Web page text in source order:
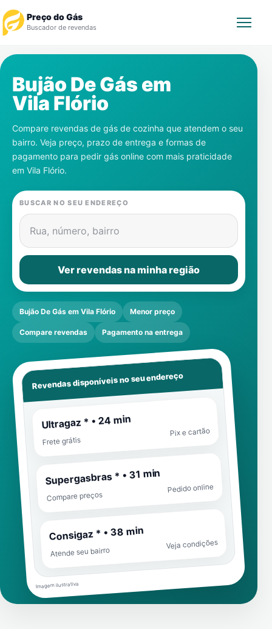
Preço do Gás
Buscador de revendas
Revendedor
Notícias
Cadastre-se
Gás
Contatos
Bujão De Gás em
Vila Flório
Compare revendas de gás de cozinha que atendem o seu
bairro. Veja preço, prazo de entrega e formas de
pagamento para pedir gás online com mais praticidade
em Vila Flório.
BUSCAR NO SEU ENDEREÇO
Rua, número, bairro
Ver revendas na minha região
Bujão De Gás em Vila Flório Menor preço
Compare revendas Pagamento na entrega
Revendas disponíveis no seu endereço
Ultragaz * • 24 min
Frete grátis
Pix e cartão
Supergasbras * • 31 min
Compare preços
Pedido online
Consigaz * • 38 min
Atende seu bairro
Veja condições
Imagem ilustrativa